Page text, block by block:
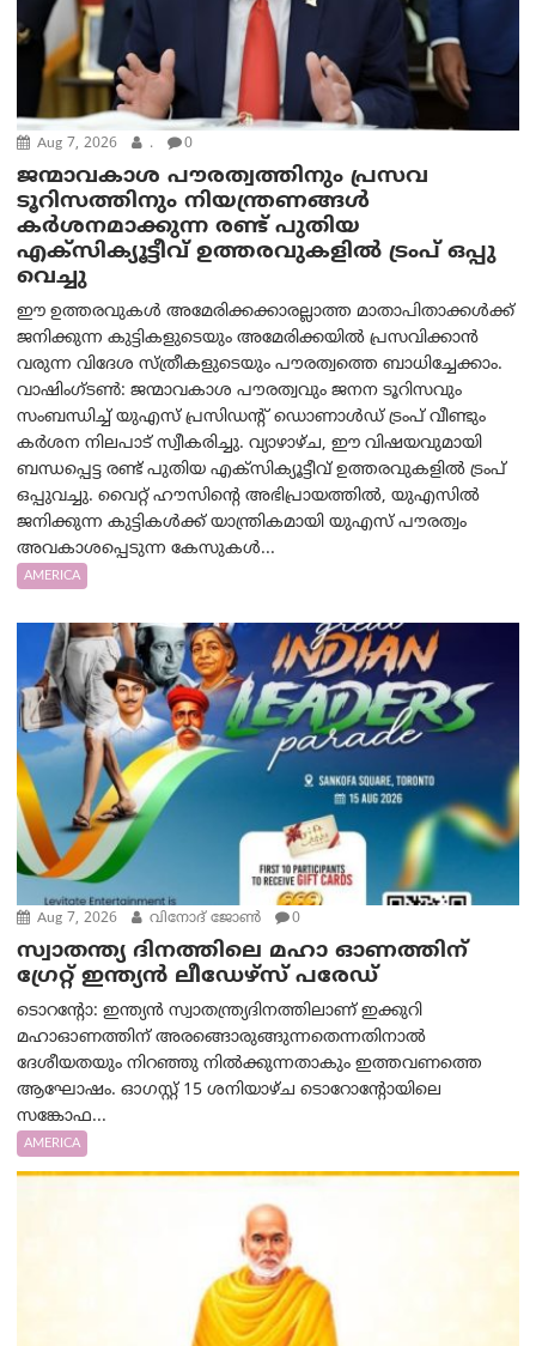
Aug 7, 2026 . 0
ജന്മാവകാശ പൗരത്വത്തിനും പ്രസവ
ടൂറിസത്തിനും നിയന്ത്രണങ്ങൾ
കർശനമാക്കുന്ന രണ്ട് പുതിയ
എക്സിക്യൂട്ടീവ് ഉത്തരവുകളിൽ ട്രംപ് ഒപ്പു
വെച്ചു
ഈ ഉത്തരവുകൾ അമേരിക്കക്കാരല്ലാത്ത മാതാപിതാക്കൾക്ക്
ജനിക്കുന്ന കുട്ടികളുടെയും അമേരിക്കയിൽ പ്രസവിക്കാൻ
വരുന്ന വിദേശ സ്ത്രീകളുടെയും പൗരത്വത്തെ ബാധിച്ചേക്കാം.
വാഷിംഗ്ടണ്‍: ജന്മാവകാശ പൗരത്വവും ജനന ടൂറിസവും
സംബന്ധിച്ച് യുഎസ് പ്രസിഡന്റ് ഡൊണാൾഡ് ട്രംപ് വീണ്ടും
കർശന നിലപാട് സ്വീകരിച്ചു. വ്യാഴാഴ്ച, ഈ വിഷയവുമായി
ബന്ധപ്പെട്ട രണ്ട് പുതിയ എക്സിക്യൂട്ടീവ് ഉത്തരവുകളിൽ ട്രംപ്
ഒപ്പുവച്ചു. വൈറ്റ് ഹൗസിന്റെ അഭിപ്രായത്തിൽ, യുഎസിൽ
ജനിക്കുന്ന കുട്ടികൾക്ക് യാന്ത്രികമായി യുഎസ് പൗരത്വം
അവകാശപ്പെടുന്ന കേസുകൾ...
AMERICA
Aug 7, 2026 വിനോദ് ജോൺ 0
സ്വാതന്ത്യ ദിനത്തിലെ മഹാ ഓണത്തിന്
ഗ്രേറ്റ് ഇന്ത്യൻ ലീഡേഴ്സ് പരേഡ്
ടൊറന്റോ: ഇന്ത്യൻ സ്വാതന്ത്ര്യദിനത്തിലാണ് ഇക്കുറി
മഹാഓണത്തിന് അരങ്ങൊരുങ്ങുന്നതെന്നതിനാൽ
ദേശീയതയും നിറഞ്ഞു നിൽക്കുന്നതാകും ഇത്തവണത്തെ
ആഘോഷം. ഓഗസ്റ്റ് 15 ശനിയാഴ്ച ടൊറോന്റോയിലെ
സങ്കോഫ...
AMERICA